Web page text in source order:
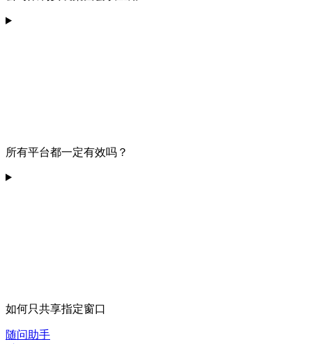
所有平台都一定有效吗？
如何只共享指定窗口
随问助手